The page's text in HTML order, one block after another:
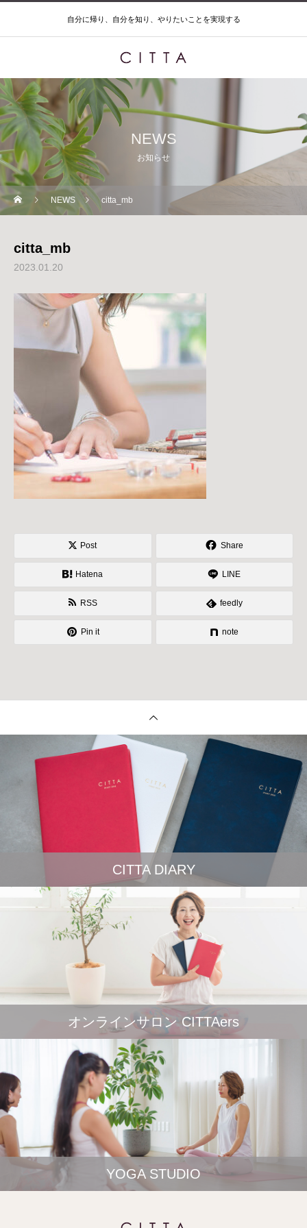
自分に帰り、自分を知り、やりたいことを実現する
NEWS
お知らせ
NEWS citta_mb
citta_mb
2023.01.20
Post Share
Hatena LINE
RSS feedly
Pin it note
CITTA DIARY
オンラインサロン CITTAers
YOGA STUDIO